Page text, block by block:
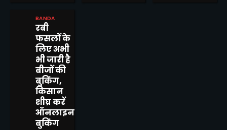
BANDA
रबी
फसलों के
लिए अभी
भी जारी है
बीजों की
बुकिंग,
किसान
शीघ्र करें
ऑनलाइन
बुकिंग